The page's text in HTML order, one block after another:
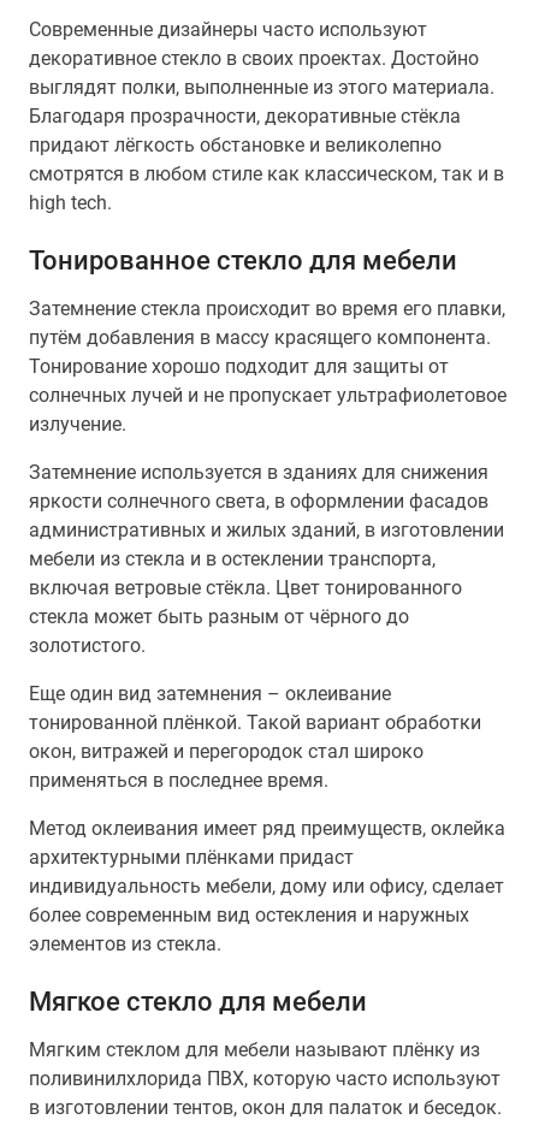
Современные дизайнеры часто используют
декоративное стекло в своих проектах. Достойно
выглядят полки, выполненные из этого материала.
Благодаря прозрачности, декоративные стёкла
придают лёгкость обстановке и великолепно
смотрятся в любом стиле как классическом, так и в
high tech.
Тонированное стекло для мебели
Затемнение стекла происходит во время его плавки,
путём добавления в массу красящего компонента.
Тонирование хорошо подходит для защиты от
солнечных лучей и не пропускает ультрафиолетовое
излучение.
Затемнение используется в зданиях для снижения
яркости солнечного света, в оформлении фасадов
административных и жилых зданий, в изготовлении
мебели из стекла и в остеклении транспорта,
включая ветровые стёкла. Цвет тонированного
стекла может быть разным от чёрного до
золотистого.
Еще один вид затемнения – оклеивание
тонированной плёнкой. Такой вариант обработки
окон, витражей и перегородок стал широко
применяться в последнее время.
Метод оклеивания имеет ряд преимуществ, оклейка
архитектурными плёнками придаст
индивидуальность мебели, дому или офису, сделает
более современным вид остекления и наружных
элементов из стекла.
Мягкое стекло для мебели
Мягким стеклом для мебели называют плёнку из
поливинилхлорида ПВХ, которую часто используют
в изготовлении тентов, окон для палаток и беседок.